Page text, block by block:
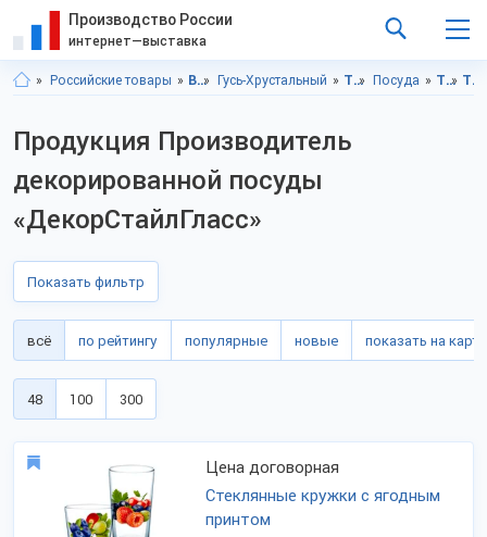
Производство России
интернет—выставка
Российские товары Владимирская область Гусь-Хрустальный Товары для дома Посуда Товары для дома, Владимирская область Товары для дома, г.Гусь-Хрустальный
Продукция Производитель
декорированной посуды
«ДекорСтайлГласс»
Показать фильтр
всё по рейтингу популярные новые показать на карте
48 100 300
Цена договорная
Стеклянные кружки с ягодным
принтом